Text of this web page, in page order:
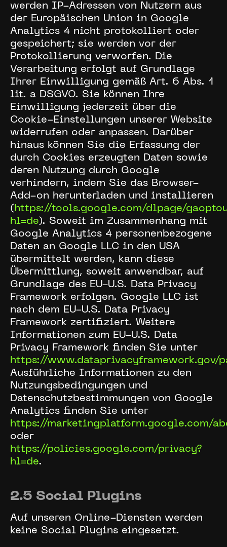
werden IP-Adressen von Nutzern aus
der Europäischen Union in Google
Analytics 4 nicht protokolliert oder
gespeichert; sie werden vor der
Protokollierung verworfen. Die
Verarbeitung erfolgt auf Grundlage
Ihrer Einwilligung gemäß Art. 6 Abs. 1
lit. a DSGVO. Sie können Ihre
Einwilligung jederzeit über die
Cookie-Einstellungen unserer Website
widerrufen oder anpassen. Darüber
hinaus können Sie die Erfassung der
durch Cookies erzeugten Daten sowie
deren Nutzung durch Google
verhindern, indem Sie das Browser-
Add-on herunterladen und installieren
( https://tools.google.com/dlpage/
hl=de). Soweit im Zusammenhang mit
Google Analytics 4 personenbezogene
Daten an Google LLC in den USA
übermittelt werden, kann diese
Übermittlung, soweit anwendbar, auf
Grundlage des EU-U.S. Data Privacy
Framework erfolgen. Google LLC ist
nach dem EU-U.S. Data Privacy
Framework zertifiziert. Weitere
Informationen zum EU-U.S. Data
Privacy Framework finden Sie unter
https://www.dataprivacyframework.gov/
Ausführliche Informationen zu den
Nutzungsbedingungen und
Datenschutzbestimmungen von Google
Analytics finden Sie unter
https://marketingplatform.google.com/
oder
https://policies.google.com/privacy?
hl=de.
2.5 Social Plugins
Auf unseren Online-Diensten werden
keine Social Plugins eingesetzt.